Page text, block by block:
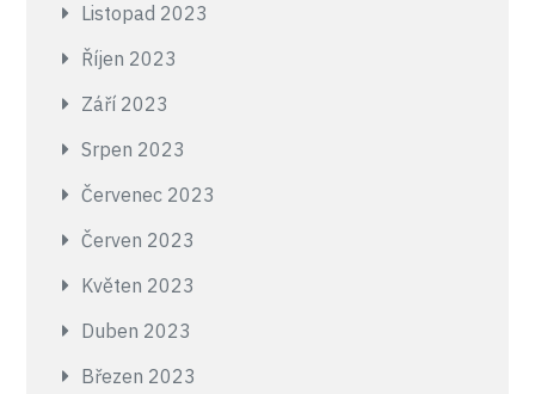
Listopad 2023
Říjen 2023
Září 2023
Srpen 2023
Červenec 2023
Červen 2023
Květen 2023
Duben 2023
Březen 2023